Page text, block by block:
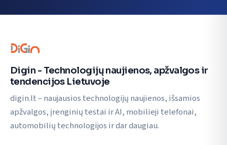
Digin - Technologijų naujienos, apžvalgos ir
tendencijos Lietuvoje
digin.lt – naujausios technologijų naujienos, išsamios
apžvalgos, įrenginių testai ir AI, mobilieji telefonai,
automobilių technologijos ir dar daugiau.